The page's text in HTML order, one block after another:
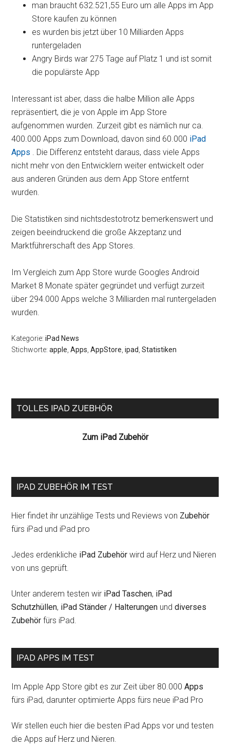
man braucht 632.521,55 Euro um alle Apps im App
Store kaufen zu können
es wurden bis jetzt über 10 Milliarden Apps
runtergeladen
Angry Birds war 275 Tage auf Platz 1 und ist somit
die populärste App
Interessant ist aber, dass die halbe Million alle Apps
repräsentiert, die je von Apple im App Store
aufgenommen wurden. Zurzeit gibt es nämlich nur ca.
400.000 Apps zum Download, davon sind 60.000 iPad
Apps . Die Differenz entsteht daraus, dass viele Apps
nicht mehr von den Entwicklern weiter entwickelt oder
aus anderen Gründen aus dem App Store entfernt
wurden.
Die Statistiken sind nichtsdestotrotz bemerkenswert und
zeigen beeindruckend die große Akzeptanz und
Marktführerschaft des App Stores.
Im Vergleich zum App Store wurde Googles Android
Market 8 Monate später gegründet und verfügt zurzeit
über 294.000 Apps welche 3 Milliarden mal runtergeladen
wurden.
Kategorie:iPad News
Stichworte:apple ,Apps ,AppStore ,ipad ,Statistiken
Seitenspalte
TOLLES IPAD ZUEBHÖR
Zum iPad Zubehör
IPAD ZUBEHÖR IM TEST
Hier findet ihr unzählige Tests und Reviews von Zubehör
fürs iPad und iPad pro
Jedes erdenkliche iPad Zubehör wird auf Herz und Nieren
von uns geprüft.
Unter anderem testen wir iPad Taschen, iPad
Schutzhüllen, iPad Ständer / Halterungen unddiverses
Zubehör fürs iPad.
IPAD APPS IM TEST
Im Apple App Store gibt es zur Zeit über 80.000Apps
fürs iPad, darunter optimierte Apps fürs neue iPad Pro
Wir stellen euch hier die besten iPad Apps vor und testen
die Apps auf Herz und Nieren.